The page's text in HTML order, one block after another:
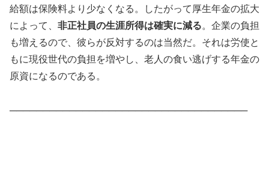
給額は保険料より少なくなる。したがって厚生年金の拡大
によって、 非正社員の生涯所得は確実に減る。企業の負担
も増えるので、彼らが反対するのは当然だ。それは労使と
もに現役世代の負担を増やし、老人の食い逃げする年金の
原資になるのである。
────────────────────────────────────